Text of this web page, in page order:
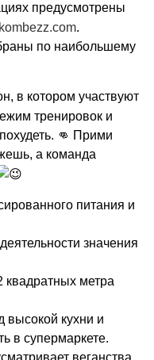
предусмотрены
.
по наибольшему
в котором участвуют
тренировок и
👊 Прими
а команда
питания и
значения
квадратных метра
высокой кухни и
в супермаркете.
веганства,